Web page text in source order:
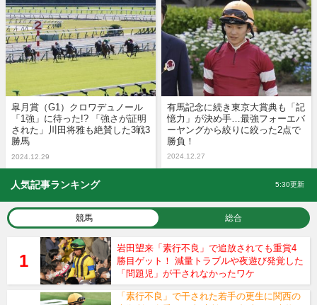
皐月賞（G1）クロワデュノール
「1強」に待った!? 「強さが証明
された」川田将雅も絶賛した3戦3
勝馬
2024.12.29
有馬記念に続き東京大賞典も「記
憶力」が決め手…最強フォーエバ
ーヤングから絞りに絞った2点で
勝負！
2024.12.27
人気記事ランキング 5:30更新
競馬 総合
岩田望来「素行不良」で追放されても重賞4
勝目ゲット！ 減量トラブルや夜遊び発覚した
「問題児」が干されなかったワケ
「素行不良」で干された若手の更生に関西の